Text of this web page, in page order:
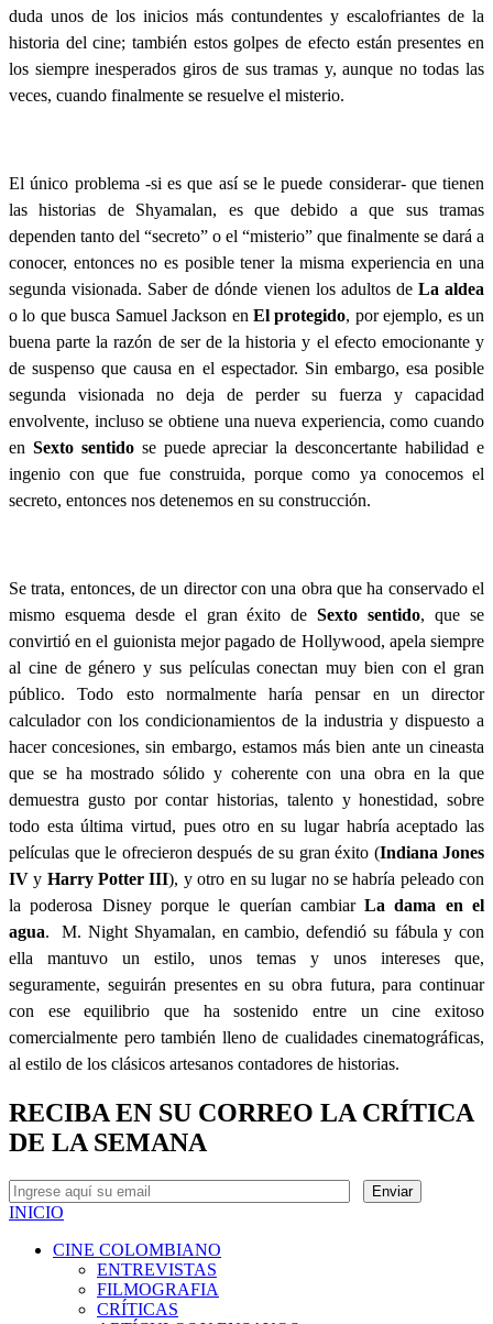
duda unos de los inicios más contundentes y escalofriantes de la
historia del cine; también estos golpes de efecto están presentes en
los siempre inesperados giros de sus tramas y, aunque no todas las
veces, cuando finalmente se resuelve el misterio.
El único problema -si es que así se le puede considerar- que tienen
las historias de Shyamalan, es que debido a que sus tramas
dependen tanto del “secreto” o el “misterio” que finalmente se dará a
conocer, entonces no es posible tener la misma experiencia en una
segunda visionada. Saber de dónde vienen los adultos de La aldea
o lo que busca Samuel Jackson en El protegido, por ejemplo, es un
buena parte la razón de ser de la historia y el efecto emocionante y
de suspenso que causa en el espectador. Sin embargo, esa posible
segunda visionada no deja de perder su fuerza y capacidad
envolvente, incluso se obtiene una nueva experiencia, como cuando
en Sexto sentidose puede apreciar la desconcertante habilidad e
ingenio con que fue construida, porque como ya conocemos el
secreto, entonces nos detenemos en su construcción.
Se trata, entonces, de un director con una obra que ha conservado el
mismo esquema desde el gran éxito deSexto sentido, que se
convirtió en el guionista mejor pagado de Hollywood, apela siempre
al cine de género y sus películas conectan muy bien con el gran
público. Todo esto normalmente haría pensar en un director
calculador con los condicionamientos de la industria y dispuesto a
hacer concesiones, sin embargo, estamos más bien ante un cineasta
que se ha mostrado sólido y coherente con una obra en la que
demuestra gusto por contar historias, talento y honestidad, sobre
todo esta última virtud, pues otro en su lugar habría aceptado las
películas que le ofrecieron después de su gran éxito (Indiana Jones
IVy Harry Potter III), y otro en su lugar no se habría peleado con
la poderosa Disney porque le querían cambiarLa dama en el
agua.
M. Night Shyamalan, en cambio, defendió su fábula y con
ella mantuvo un estilo, unos temas y unos intereses que,
seguramente, seguirán presentes en su obra futura, para continuar
con ese equilibrio que ha sostenido entre un cine exitoso
comercialmente pero también lleno de cualidades cinematográficas,
al estilo de los clásicos artesanos contadores de historias.
RECIBA EN SU CORREO LA CRÍTICA
DE LA SEMANA
INICIO
CINE COLOMBIANO
ENTREVISTAS
FILMOGRAFIA
CRÍTICAS